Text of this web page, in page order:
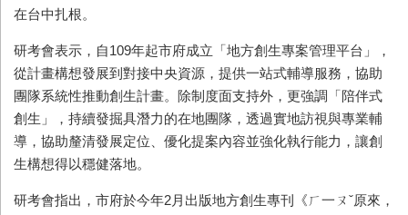
在台中扎根。
研考會表示，自109年起市府成立「地方創生專案管理平台」，
從計畫構想發展到對接中央資源，提供一站式輔導服務，協助
團隊系統性推動創生計畫。除制度面支持外，更強調「陪伴式
創生」，持續發掘具潛力的在地團隊，透過實地訪視與專業輔
導，協助釐清發展定位、優化提案內容並強化執行能力，讓創
生構想得以穩健落地。
研考會指出，市府於今年2月出版地方創生專刊《ㄏ一ㄡˇ原來，